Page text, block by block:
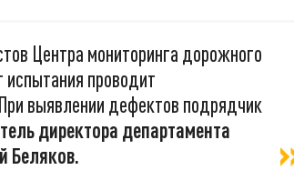
Центра мониторинга дорожного
проводит
выявлении дефектов подрядчик
директора департамента
Беляков.